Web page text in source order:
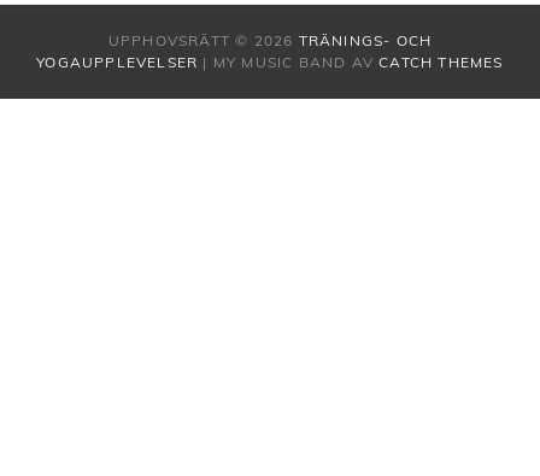
UPPHOVSRÄTT © 2026 TRÄNINGS- OCH
YOGAUPPLEVELSER | MY MUSIC BAND AVCATCH THEMES